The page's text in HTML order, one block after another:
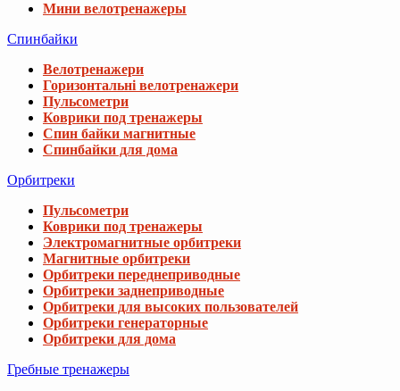
Мини велотренажеры
Спинбайки
Велотренажери
Горизонтальні велотренажери
Пульсометри
Коврики под тренажеры
Спин байки магнитные
Спинбайки для дома
Орбитреки
Пульсометри
Коврики под тренажеры
Электромагнитные орбитреки
Магнитные орбитреки
Орбитреки переднеприводные
Орбитреки заднеприводные
Орбитреки для высоких пользователей
Орбитреки генераторные
Орбитреки для дома
Гребные тренажеры